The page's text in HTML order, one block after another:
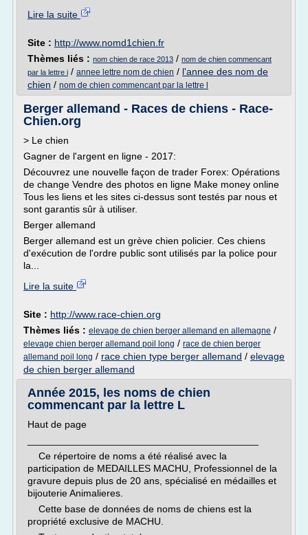
Lire la suite
Site : http://www.nomd1chien.fr
Thèmes liés : nom chien de race 2013 / nom de chien commencant
par la lettre i / annee lettre nom de chien / l'annee des nom de
chien / nom de chien commencant par la lettre l
Berger allemand - Races de chiens - Race-
Chien.org
> Le chien
Gagner de l'argent en ligne - 2017:
Découvrez une nouvelle façon de trader Forex: Opérations
de change Vendre des photos en ligne Make money online
Tous les liens et les sites ci-dessus sont testés par nous et
sont garantis sûr à utiliser.
Berger allemand
Berger allemand est un grève chien policier. Ces chiens
d'exécution de l'ordre public sont utilisés par la police pour
la...
Lire la suite
Site : http://www.race-chien.org
Thèmes liés : elevage de chien berger allemand en allemagne /
elevage chien berger allemand poil long / race de chien berger
allemand poil long / race chien type berger allemand / elevage
de chien berger allemand
Année 2015, les noms de chien
commencant par la lettre L
Haut de page
Ce répertoire de noms a été réalisé avec la
participation de MEDAILLES MACHU, Professionnel de la
gravure depuis plus de 20 ans, spécialisé en médailles et
bijouterie Animalieres.
Cette base de données de noms de chiens est la
propriété exclusive de MACHU.